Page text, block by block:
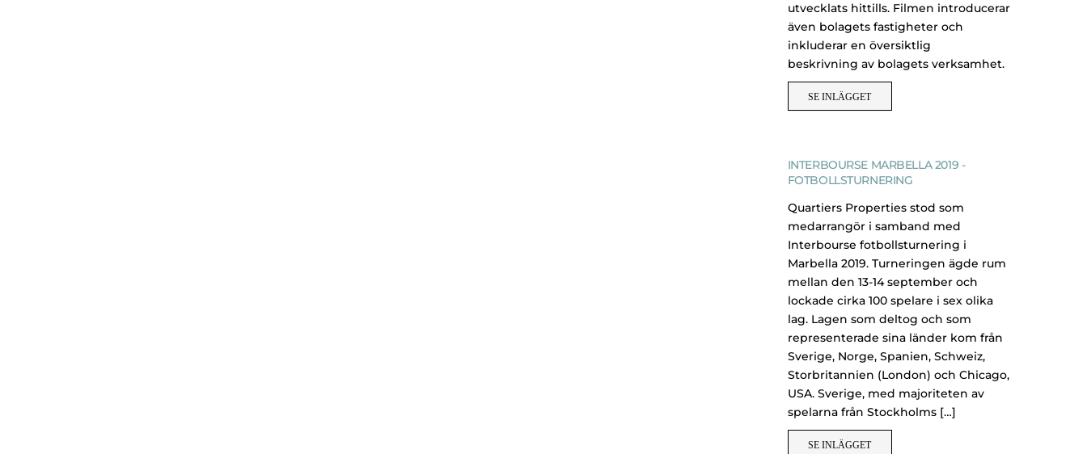
utvecklats hittills. Filmen introducerar
även bolagets fastigheter och
inkluderar en översiktlig
beskrivning av bolagets verksamhet.
SE INLÄGGET
INTERBOURSE MARBELLA 2019 -
FOTBOLLSTURNERING
Quartiers Properties stod som
medarrangör i samband med
Interbourse fotbollsturnering i
Marbella 2019. Turneringen ägde rum
mellan den 13-14 september och
lockade cirka 100 spelare i sex olika
lag. Lagen som deltog och som
representerade sina länder kom från
Sverige, Norge, Spanien, Schweiz,
Storbritannien (London) och Chicago,
USA. Sverige, med majoriteten av
spelarna från Stockholms […]
SE INLÄGGET